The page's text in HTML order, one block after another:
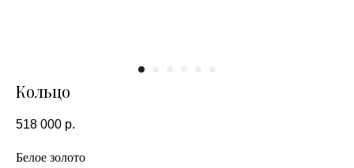
Кольцо
518 000 р.
Белое золото